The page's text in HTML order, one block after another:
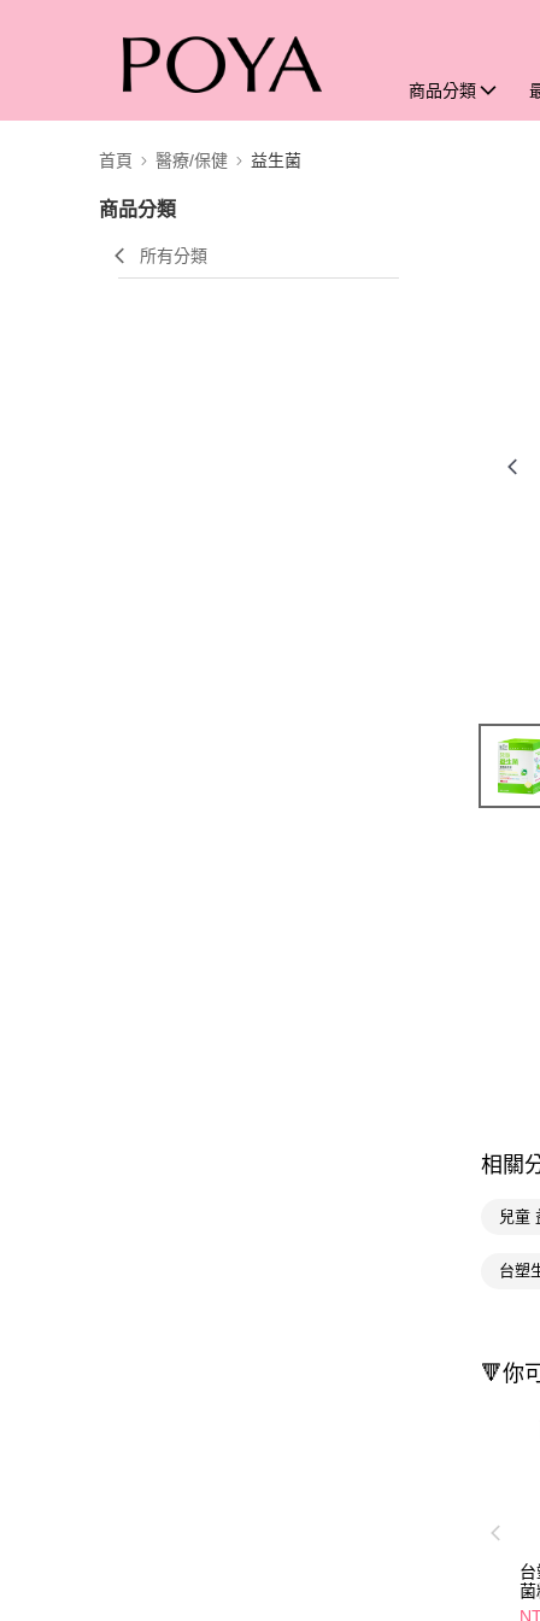
商品分類
首頁 醫療/保健 益生菌
商品分類
所有分類
相關
兒童
台塑
🔻你
菌